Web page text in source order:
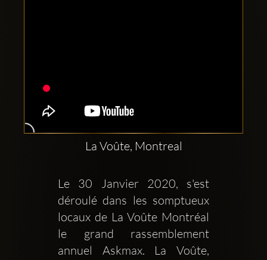
sociaux
Clubbable:
La Voûte, Montreal
Le 30 Janvier 2020, s'est
déroulé dans les somptueux
locaux de La Voûte Montréal
le grand rassemblement
annuel Askmax. La Voûte,